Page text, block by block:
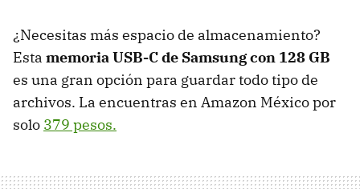
¿Necesitas más espacio de almacenamiento?
Esta memoria USB-C de Samsung con 128 GB
es una gran opción para guardar todo tipo de
archivos. La encuentras en Amazon México por
solo 379 pesos.